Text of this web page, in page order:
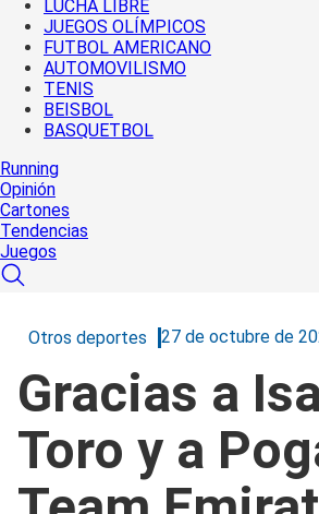
LUCHA LIBRE
JUEGOS OLÍMPICOS
FUTBOL AMERICANO
AUTOMOVILISMO
TENIS
BEISBOL
BASQUETBOL
Running
Opinión
Cartones
Tendencias
Juegos
Otros deportes 27 de octubre de
Gracias a
Toro y a